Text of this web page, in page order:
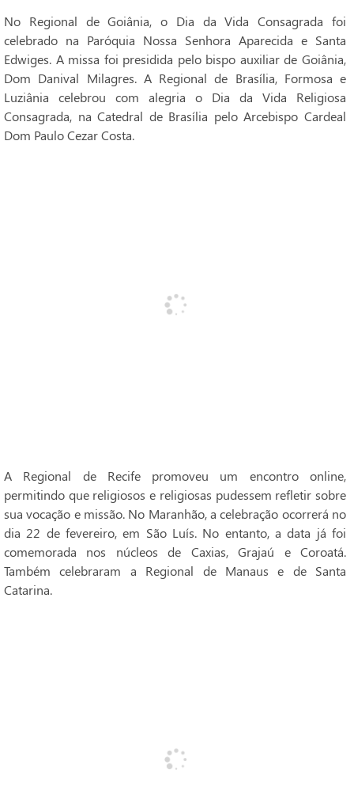
No Regional de Goiânia, o Dia da Vida Consagrada foi
celebrado na Paróquia Nossa Senhora Aparecida e Santa
Edwiges. A missa foi presidida pelo bispo auxiliar de Goiânia,
Dom Danival Milagres. A Regional de Brasília, Formosa e
Luziânia celebrou com alegria o Dia da Vida Religiosa
Consagrada, na Catedral de Brasília pelo Arcebispo Cardeal
Dom Paulo Cezar Costa.
A Regional de Recife promoveu um encontro online,
permitindo que religiosos e religiosas pudessem refletir sobre
sua vocação e missão. No Maranhão, a celebração ocorrerá no
dia 22 de fevereiro, em São Luís. No entanto, a data já foi
comemorada nos núcleos de Caxias, Grajaú e Coroatá.
Também celebraram a Regional de Manaus e de Santa
Catarina.